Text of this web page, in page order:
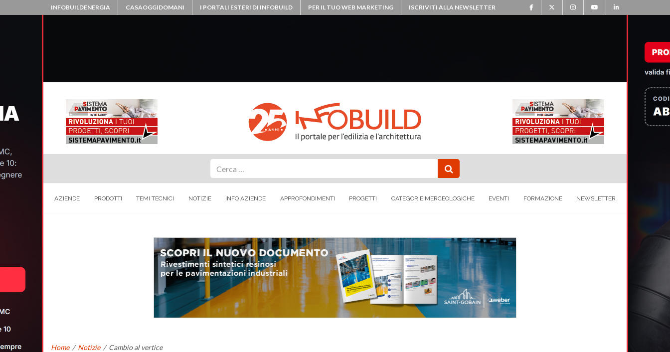
INFOBUILDENERGIA CASAOGGIDOMANI I PORTALI ESTERI DI INFOBUILD PER IL TUO WEB MARKETING ISCRIVITI ALLA NEWSLETTER
AZIENDE PRODOTTI TEMI TECNICI NOTIZIE INFO AZIENDE APPROFONDIMENTI PROGETTI CATEGORIE MERCEOLOGICHE EVENTI FORMAZIONE NEWSLETTER
Home / Notizie / Cambio al vertice